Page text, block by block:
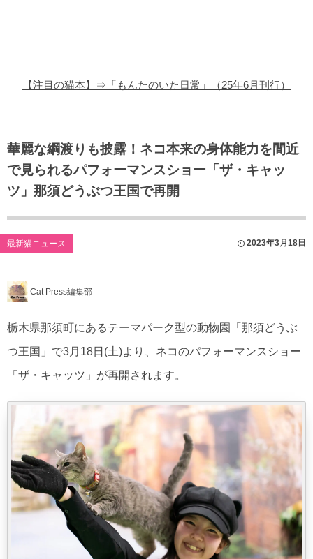
【注目の猫本】⇒「もんたのいた日常」（25年6月刊行）
華麗な綱渡りも披露！ネコ本来の身体能力を間近
で見られるパフォーマンスショー「ザ・キャッ
ツ」那須どうぶつ王国で再開
最新猫ニュース 2023年3月18日
Cat Press編集部
栃木県那須町にあるテーマパーク型の動物園「那須どうぶ
つ王国」で3月18日(土)より、ネコのパフォーマンスショー
「ザ・キャッツ」が再開されます。
猫のゲーム・アプリ
猫のフリー写真素材